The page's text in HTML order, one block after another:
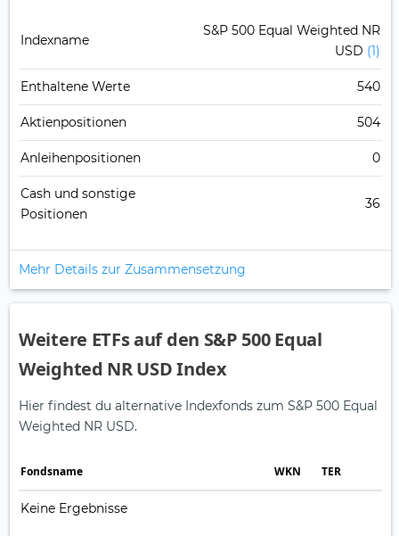
Indexname
S&P 500 Equal Weighted NR
USD (1)
Enthaltene Werte 540
Aktienpositionen 504
Anleihenpositionen 0
Cash und sonstige
Positionen
36
Mehr Details zur Zusammensetzung
Weitere ETFs auf den S&P 500 Equal
Weighted NR USD Index
Hier findest du alternative Indexfonds zum S&P 500 Equal
Weighted NR USD.
Fonds­name WKN TER
Keine Ergebnisse